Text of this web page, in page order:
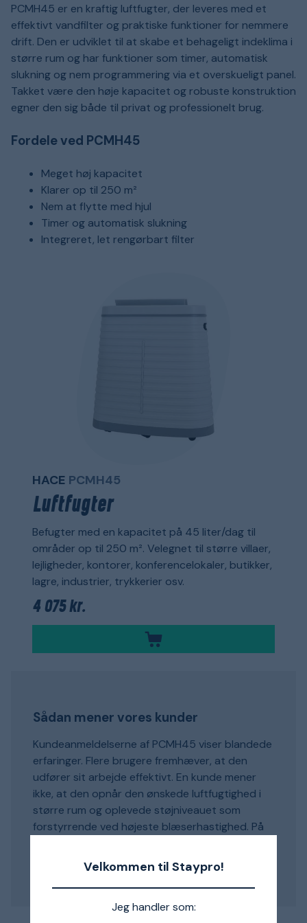
Velkommen til Staypro!
Jeg handler som:
PCMH45 er en kraftig luftfugter, der leveres med et
effektivt vandfilter og praktiske funktioner for nemmere
drift. Den er udviklet til at skabe et behageligt indeklima i
større rum og har funktioner som timer, automatisk
slukning og nem programmering via et overskueligt panel.
Takket være den høje kapacitet og robuste konstruktion
egner den sig både til privat og professionelt brug.
Fordele ved PCMH45
Meget høj kapacitet
Klarer op til 250 m²
Nem at flytte med hjul
Timer og automatisk slukning
Integreret, let rengørbart filter
HACE PCMH45
Luftfugter
Befugter med en kapacitet på 45 liter/dag til
områder op til 250 m². Velegnet til større villaer,
lejligheder, kontorer, konferencelokaler, butikker,
lagre, industrier, trykkerier osv.
4 075 kr.
Sådan mener vores kunder
Kundeanmeldelserne af PCMH45 viser blandede
erfaringer. Flere brugere fremhæver, at den
udfører sit arbejde effektivt. En kunde mener
ikke, at den opnår den ønskede luftfugtighed i
større rum og oplevede støjniveauet som
forstyrrende ved højeste blæserhastighed. På
luftcirkulationen og fordelingen af fugt i rummet